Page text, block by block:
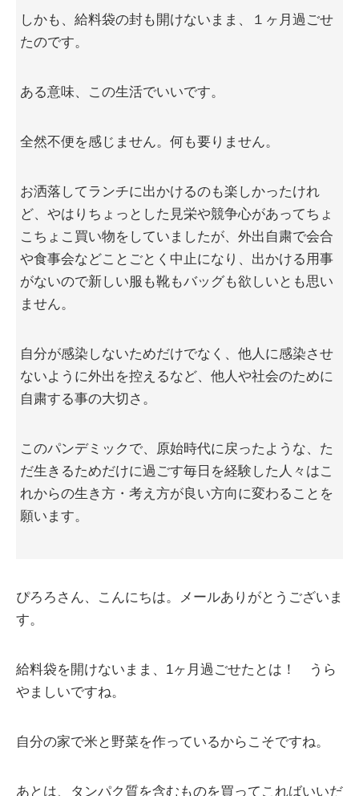
しかも、給料袋の封も開けないまま、１ヶ月過ごせ
たのです。
ある意味、この生活でいいです。
全然不便を感じません。何も要りません。
お洒落してランチに出かけるのも楽しかったけれ
ど、やはりちょっとした見栄や競争心があってちょ
こちょこ買い物をしていましたが、外出自粛で会合
や食事会などことごとく中止になり、出かける用事
がないので新しい服も靴もバッグも欲しいとも思い
ません。
自分が感染しないためだけでなく、他人に感染させ
ないように外出を控えるなど、他人や社会のために
自粛する事の大切さ。
このパンデミックで、原始時代に戻ったような、た
だ生きるためだけに過ごす毎日を経験した人々はこ
れからの生き方・考え方が良い方向に変わることを
願います。
ぴろろさん、こんにちは。メールありがとうございま
す。
給料袋を開けないまま、1ヶ月過ごせたとは！ うら
やましいですね。
自分の家で米と野菜を作っているからこそですね。
あとは、タンパク質を含むものを買ってこればいいだ